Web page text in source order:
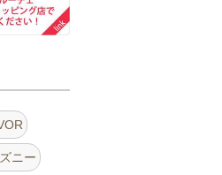
ニー